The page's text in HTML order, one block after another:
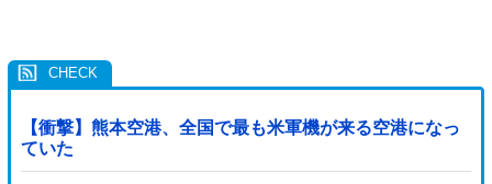
【衝撃】熊本空港、全国で最も米軍機が来る空港になっ
ていた